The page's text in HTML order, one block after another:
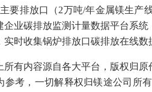
要排放口（2万吨/年金属镁生产
企业碳排放监测计量数据平台系统
实时收集锅炉排放口碳排放在线数
所有内容源自各大平台，版权归
参考，一切解释权归镁途公司所